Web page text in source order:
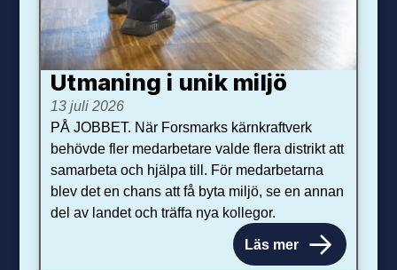
Utmaning i unik miljö
13 juli 2026
PÅ JOBBET. När Forsmarks kärnkraftverk
behövde fler medarbetare valde flera distrikt att
samarbeta och hjälpa till. För medarbetarna
blev det en chans att få byta miljö, se en annan
del av landet och träffa nya kollegor.
Läs mer